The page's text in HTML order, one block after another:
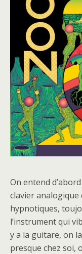
On entend
clavier
hypnotiques,
l’instrument qui
y a la guitare, on
presque chez soi,